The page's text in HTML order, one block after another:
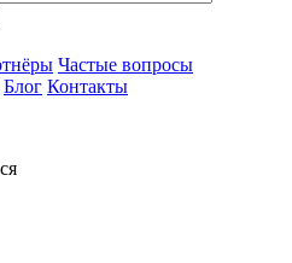
Частые вопросы
Блог Контакты